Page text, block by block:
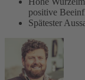
positive
Spätester